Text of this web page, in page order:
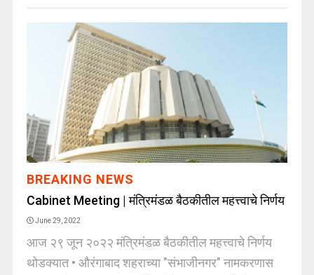
BREAKING NEWS
Cabinet Meeting | मंत्रिमंडळ बैठकीतील महत्त्वाचे निर्णय
June 29, 2022
आज २९ जून २०२२ मंत्रिमंडळ बैठकीतील महत्त्वाचे निर्णय
थोडक्यात • औरंगाबाद शहराच्या "संभाजीनगर" नामकरणास